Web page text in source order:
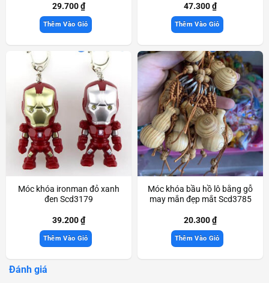
29.700₫
Thêm Vào Giỏ
47.300₫
Thêm Vào Giỏ
Móc khóa ironman đỏ xanh
đen Scd3179
39.200₫
Thêm Vào Giỏ
Móc khóa bầu hồ lô bằng gỗ
may mắn đẹp mắt Scd3785
20.300₫
Thêm Vào Giỏ
Đánh giá